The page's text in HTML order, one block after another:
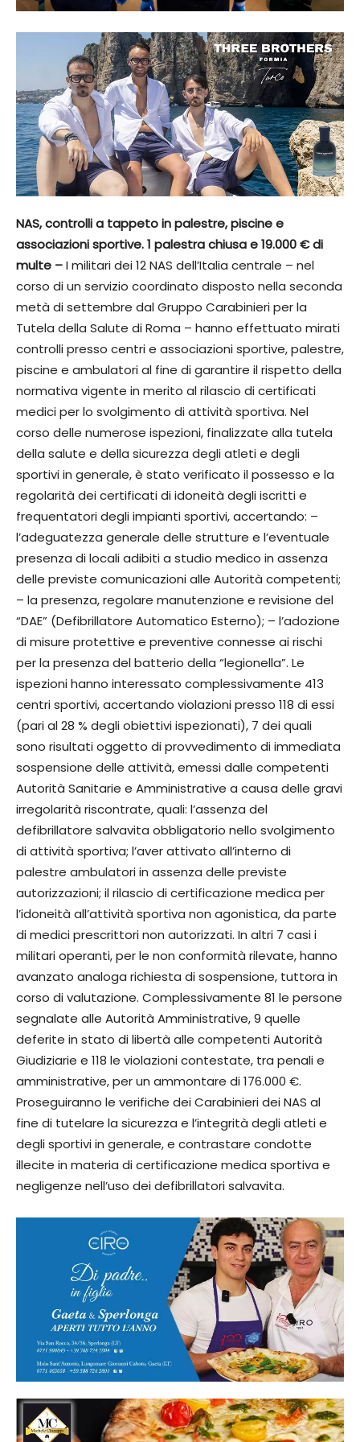
NAS, controlli a tappeto in palestre, piscine e
associazioni sportive. 1 palestra chiusa e 19.000 € di
multe –I militari dei 12 NAS dell’Italia centrale – nel
corso di un servizio coordinato disposto nella seconda
metà di settembre dal Gruppo Carabinieri per la
Tutela della Salute di Roma – hanno effettuato mirati
controlli presso centri e associazioni sportive, palestre,
piscine e ambulatori al fine di garantire il rispetto della
normativa vigente in merito al rilascio di certificati
medici per lo svolgimento di attività sportiva. Nel
corso delle numerose ispezioni, finalizzate alla tutela
della salute e della sicurezza degli atleti e degli
sportivi in generale, è stato verificato il possesso e la
regolarità dei certificati di idoneità degli iscritti e
frequentatori degli impianti sportivi, accertando: –
l’adeguatezza generale delle strutture e l’eventuale
presenza di locali adibiti a studio medico in assenza
delle previste comunicazioni alle Autorità competenti;
– la presenza, regolare manutenzione e revisione del
“DAE” (Defibrillatore Automatico Esterno); – l’adozione
di misure protettive e preventive connesse ai rischi
per la presenza del batterio della “legionella”. Le
ispezioni hanno interessato complessivamente 413
centri sportivi, accertando violazioni presso 118 di essi
(pari al 28 % degli obiettivi ispezionati), 7 dei quali
sono risultati oggetto di provvedimento di immediata
sospensione delle attività, emessi dalle competenti
Autorità Sanitarie e Amministrative a causa delle gravi
irregolarità riscontrate, quali: l’assenza del
defibrillatore salvavita obbligatorio nello svolgimento
di attività sportiva; l’aver attivato all’interno di
palestre ambulatori in assenza delle previste
autorizzazioni; il rilascio di certificazione medica per
l’idoneità all’attività sportiva non agonistica, da parte
di medici prescrittori non autorizzati. In altri 7 casi i
militari operanti, per le non conformità rilevate, hanno
avanzato analoga richiesta di sospensione, tuttora in
corso di valutazione. Complessivamente 81 le persone
segnalate alle Autorità Amministrative, 9 quelle
deferite in stato di libertà alle competenti Autorità
Giudiziarie e 118 le violazioni contestate, tra penali e
amministrative, per un ammontare di 176.000 €.
Proseguiranno le verifiche dei Carabinieri dei NAS al
fine di tutelare la sicurezza e l’integrità degli atleti e
degli sportivi in generale, e contrastare condotte
illecite in materia di certificazione medica sportiva e
negligenze nell’uso dei defibrillatori salvavita.